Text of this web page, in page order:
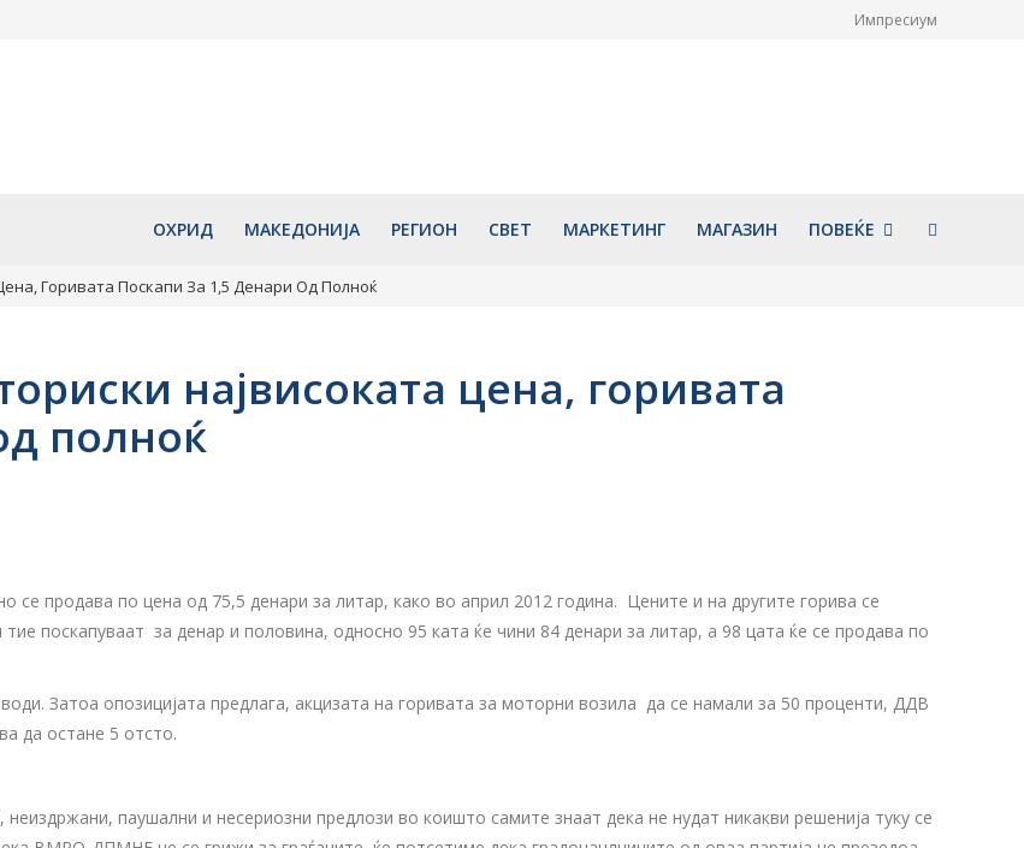
Импресиум
ОХРИД МАКЕДОНИЈА РЕГИОН СВЕТ МАРКЕТИНГ МАГАЗИН ПОВЕЌЕ
Горивата Поскапи За 1,5 Денари Од Полноќ
највисоката цена, горивата
полноќ
се продава по цена од 75,5 денари за литар, како во април 2012 година. Цените и на другите горива се
поскапуваат за денар и половина, односно 95 ката ќе чини 84 денари за литар, а 98 цата ќе се продава по
Затоа опозицијата предлага, акцизата на горивата за моторни возила да се намали за 50 проценти, ДДВ
да остане 5 отсто.
паушални и несериозни предлози во коишто самите знаат дека не нудат никакви решенија туку се